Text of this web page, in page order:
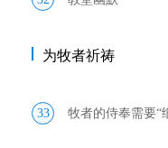
为牧者祈祷
33 牧者的侍奉需要“